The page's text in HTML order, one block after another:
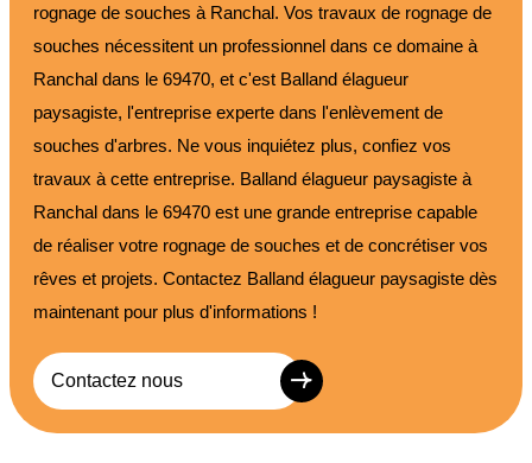
rognage de souches à Ranchal. Vos travaux de rognage de
souches nécessitent un professionnel dans ce domaine à
Ranchal dans le 69470, et c'est Balland élagueur
paysagiste, l'entreprise experte dans l'enlèvement de
souches d'arbres. Ne vous inquiétez plus, confiez vos
travaux à cette entreprise. Balland élagueur paysagiste à
Ranchal dans le 69470 est une grande entreprise capable
de réaliser votre rognage de souches et de concrétiser vos
rêves et projets. Contactez Balland élagueur paysagiste dès
maintenant pour plus d'informations !
Contactez nous